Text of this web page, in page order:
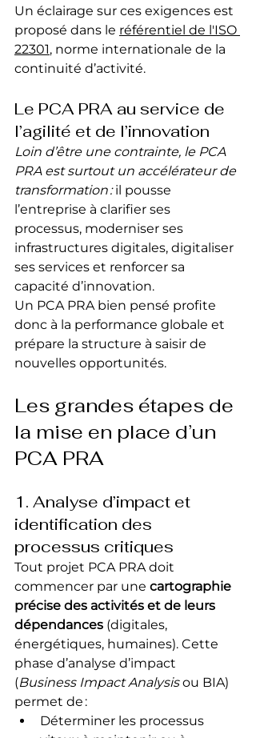
Un éclairage sur ces exigences est
proposé dans le référentiel de l'ISO
22301, norme internationale de la
continuité d’activité.
Le PCA PRA au service de
l’agilité et de l’innovation
Loin d’être une contrainte, le PCA
PRA est surtout un accélérateur de
transformation : il pousse
l’entreprise à clarifier ses
processus, moderniser ses
infrastructures digitales, digitaliser
ses services et renforcer sa
capacité d’innovation.
Un PCA PRA bien pensé profite
donc à la performance globale et
prépare la structure à saisir de
nouvelles opportunités.
Les grandes étapes de
la mise en place d’un
PCA PRA
1. Analyse d’impact et
identification des
processus critiques
Tout projet PCA PRA doit
commencer par une cartographie
précise des activités et de leurs
dépendances (digitales,
énergétiques, humaines). Cette
phase d’analyse d’impact
(Business Impact Analysis ou BIA)
permet de :
Déterminer les processus